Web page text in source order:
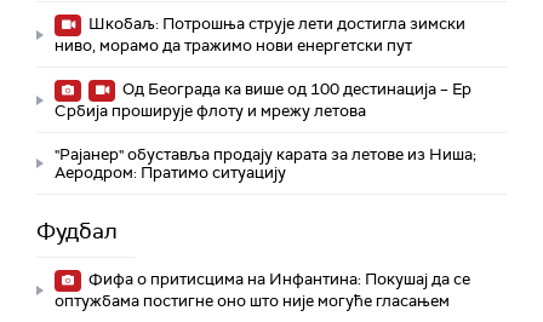
Шкобаљ: Потрошња струје лети достигла зимски
ниво, морамо да тражимо нови енергетски пут
Од Београда ка више од 100 дестинација – Ер
Србија проширује флоту и мрежу летова
"Рајанер" обуставља продају карата за летове из Ниша;
Аеродром: Пратимо ситуацију
Фудбал
Фифа о притисцима на Инфантина: Покушај да се
оптужбама постигне оно што није могуће гласањем